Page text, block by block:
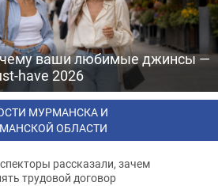
ваши любимые джинсы —
have 2026
МУРМАНСКА И
ОБЛАСТИ
рассказали, зачем
трудовой договор